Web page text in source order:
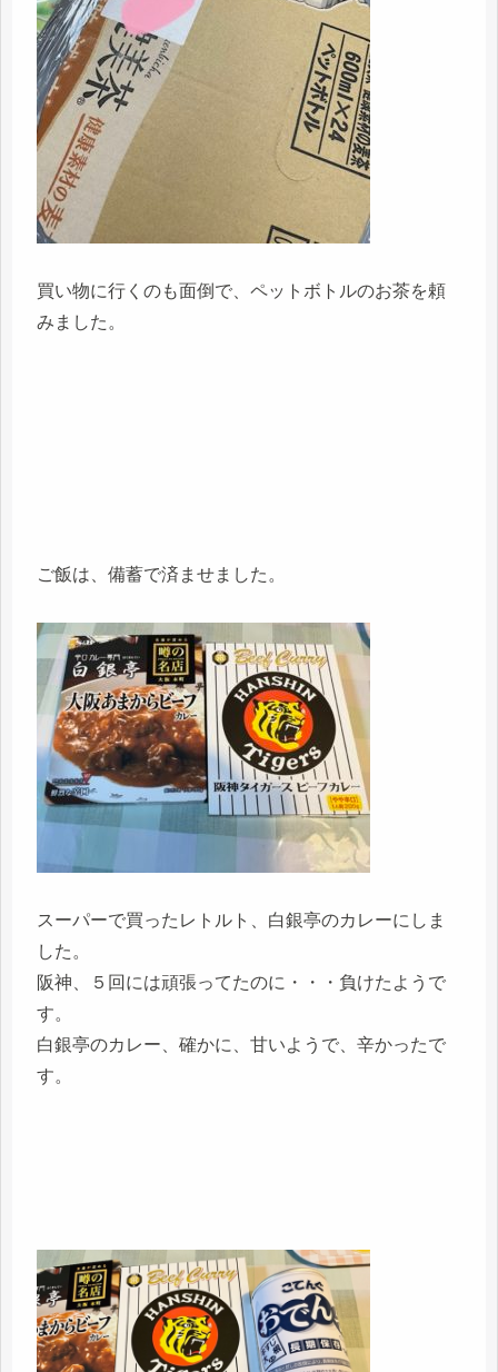
買い物に行くのも面倒で、ペットボトルのお茶を頼
みました。
ご飯は、備蓄で済ませました。
スーパーで買ったレトルト、白銀亭のカレーにしま
した。
阪神、５回には頑張ってたのに・・・負けたようで
す。
白銀亭のカレー、確かに、甘いようで、辛かったで
す。